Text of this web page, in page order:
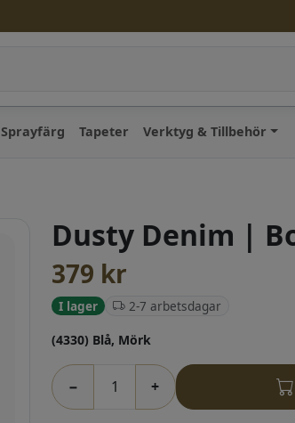
Sprayfärg Tapeter Verktyg & Tillbehör
Dusty Denim |
379 kr
I lager 2-7 arbetsdagar
(4330) Blå, Mörk
− +